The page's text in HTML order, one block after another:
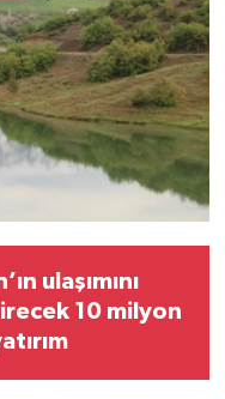
ulaşımını
10 milyon